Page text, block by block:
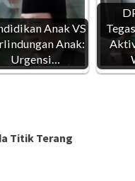
Anak VS
Anak:
Urgensi…
Titik Terang